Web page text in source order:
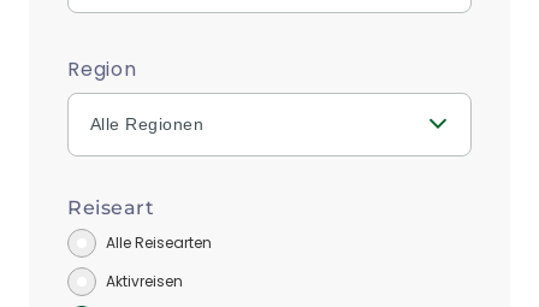
Region
Alle Regionen
Reiseart
Alle Reisearten
Aktivreisen